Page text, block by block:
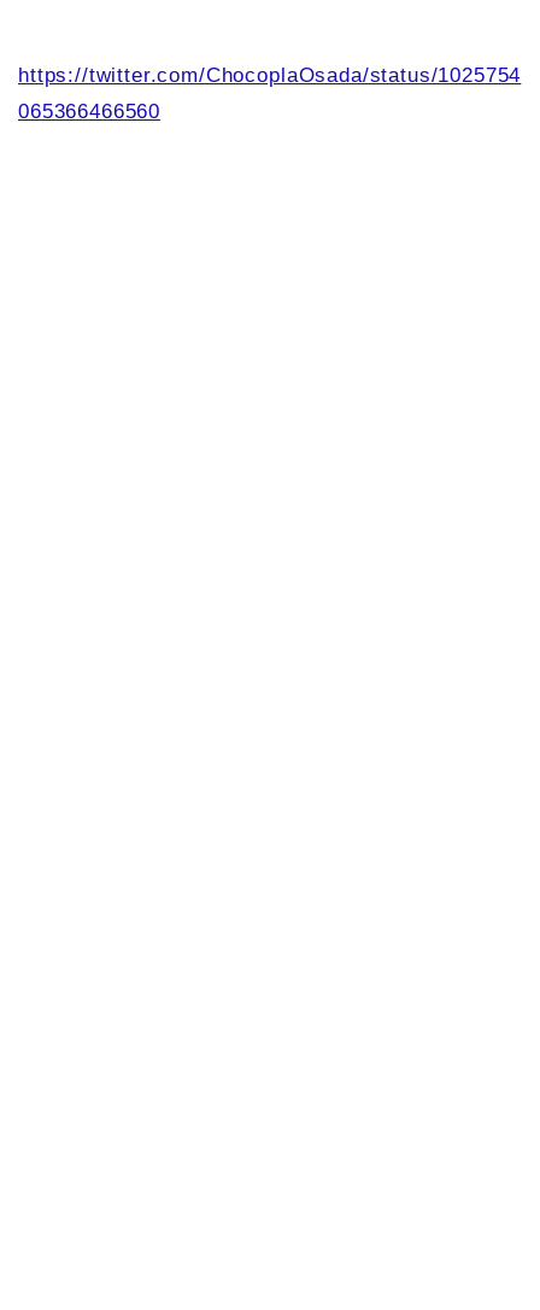
https://twitter.com/ChocoplaOsada/status/1025754
065366466560